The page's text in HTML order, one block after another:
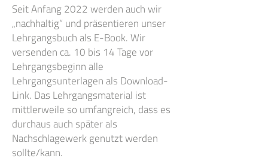
Seit Anfang 2022 werden auch wir
„nachhaltig“ und präsentieren unser
Lehrgangsbuch als E-Book. Wir
versenden ca. 10 bis 14 Tage vor
Lehrgangsbeginn alle
Lehrgangsunterlagen als Download-
Link. Das Lehrgangsmaterial ist
mittlerweile so umfangreich, dass es
durchaus auch später als
Nachschlagewerk genutzt werden
sollte/kann.